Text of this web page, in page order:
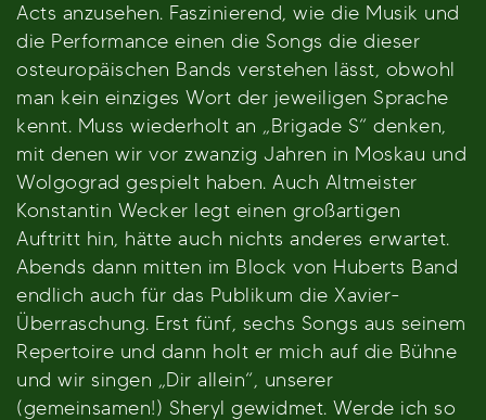
Acts anzusehen. Faszinierend, wie die Musik und
die Performance einen die Songs die dieser
osteuropäischen Bands verstehen lässt, obwohl
man kein einziges Wort der jeweiligen Sprache
kennt. Muss wiederholt an „Brigade S“ denken,
mit denen wir vor zwanzig Jahren in Moskau und
Wolgograd gespielt haben. Auch Altmeister
Konstantin Wecker legt einen großartigen
Auftritt hin, hätte auch nichts anderes erwartet.
Abends dann mitten im Block von Huberts Band
endlich auch für das Publikum die Xavier-
Überraschung. Erst fünf, sechs Songs aus seinem
Repertoire und dann holt er mich auf die Bühne
und wir singen „Dir allein“, unserer
(gemeinsamen!) Sheryl gewidmet. Werde ich so